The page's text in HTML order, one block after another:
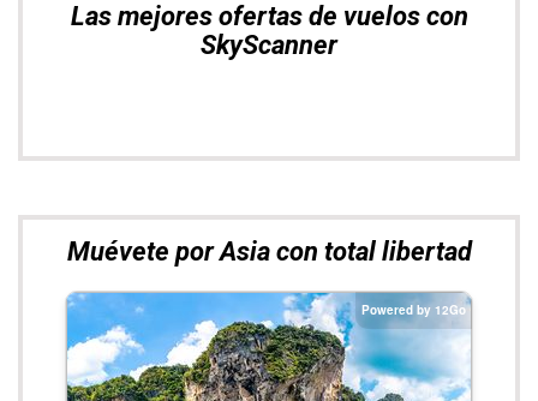
Las mejores ofertas de vuelos con
SkyScanner
Muévete por Asia con total libertad